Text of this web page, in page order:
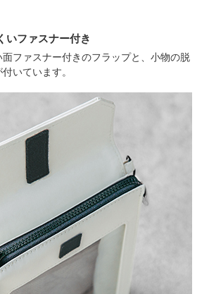
いファスナー付き
ファスナー付きのフラップと、小物の脱
いています。